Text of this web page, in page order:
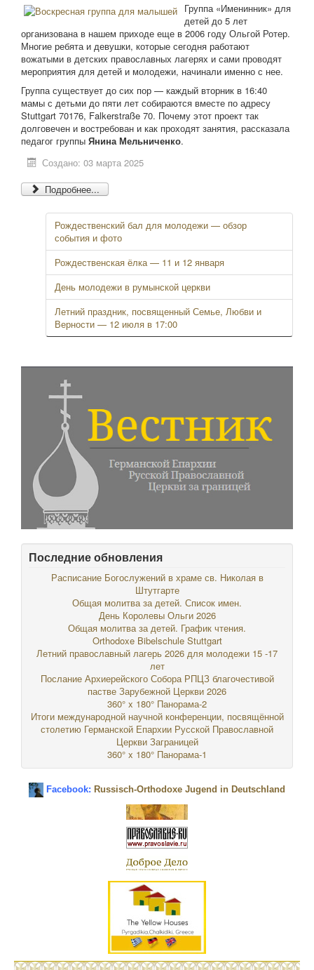
Группа «Именинник» для
детей до 5 лет
организована в нашем приходе еще в 2006 году Ольгой Ротер.
Многие ребята и девушки, которые сегодня работают
вожатыми в детских православных лагерях и сами проводят
мероприятия для детей и молодежи, начинали именно с нее.
Группа существует до сих пор — каждый вторник в 16:40
мамы с детьми до пяти лет собираются вместе по адресу
Stuttgart 70176, Falkerstraße 70. Почему этот проект так
долговечен и востребован и как проходят занятия, рассказала
педагог группы Янина Мельниченко.
Создано: 03 марта 2025
Подробнее...
Рождественский бал для молодежи — обзор
события и фото
Рождественская ёлка — 11 и 12 января
День молодежи в румынской церкви
Летний праздник, посвященный Семье, Любви и
Верности — 12 июля в 17:00
Последние обновления
Расписание Богослужений в храме св. Николая в
Штутгарте
Общая молитва за детей. Список имен.
День Королевы Ольги 2026
Общая молитва за детей. График чтения.
Orthodoxe Bibelschule Stuttgart
Летний православный лагерь 2026 для молодежи 15 -17
лет
Послание Архиерейского Собора РПЦЗ благочестивой
пастве Зарубежной Церкви 2026
360° x 180° Панорама-2
Итоги международной научной конференции, посвящённой
столетию Германской Епархии Русской Православной
Церкви Заграницей
360° x 180° Панорама-1
Facebook: Russisch-Orthodoxe Jugend in Deutschland